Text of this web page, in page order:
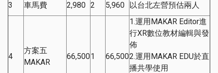
3
車馬費 2,980 2 5,960 以台北左營預估兩人
4
方案五
MAKAR
66,5001 66,500
1.運用MAKAR Editor進
行XR數位教材編輯與發
佈
2.運用MAKAR EDU於直
播共學使用